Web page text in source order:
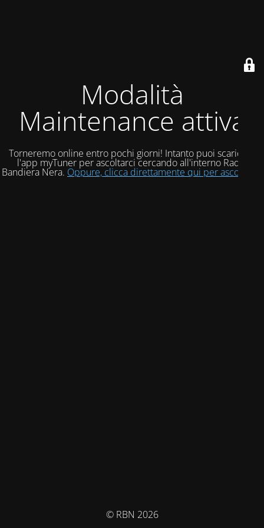
Modalità
Maintenance attiva
Torneremo online entro pochi giorni! Intanto puoi scaricare
l'app myTuner per ascoltarci cercando all'interno Radio
Bandiera Nera. Oppure, clicca direttamente qui per ascoltarci!
© RBN 2026